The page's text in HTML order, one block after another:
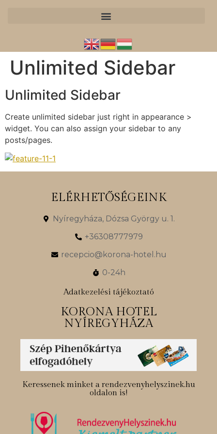
Unlimited Sidebar
Unlimited Sidebar
Create unlimited sidebar just right in appearance >
widget. You can also assign your sidebar to any
posts/pages.
ELÉRHETŐSÉGEINK
Nyíregyháza, Dózsa György u. 1.
+36308777979
recepcio@korona-hotel.hu
0-24h
Adatkezelési tájékoztató
KORONA HOTEL
NYÍREGYHÁZA
Keressenek minket a rendezvenyhelyszinek.hu
oldalon is!